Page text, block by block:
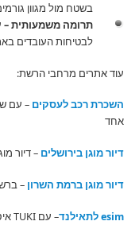
בשטח מול מגוון
תרומה משמעותית –
לבטיחות העובדים
עוד אתרים מרחבי הרשת:
השכרת רכב לעסקים
אחד
דיור מוגן בירושלים – דיור
דיור מוגן ברמת השרון –
esim לתאילנד – עם TUKI איסים לחו"ל